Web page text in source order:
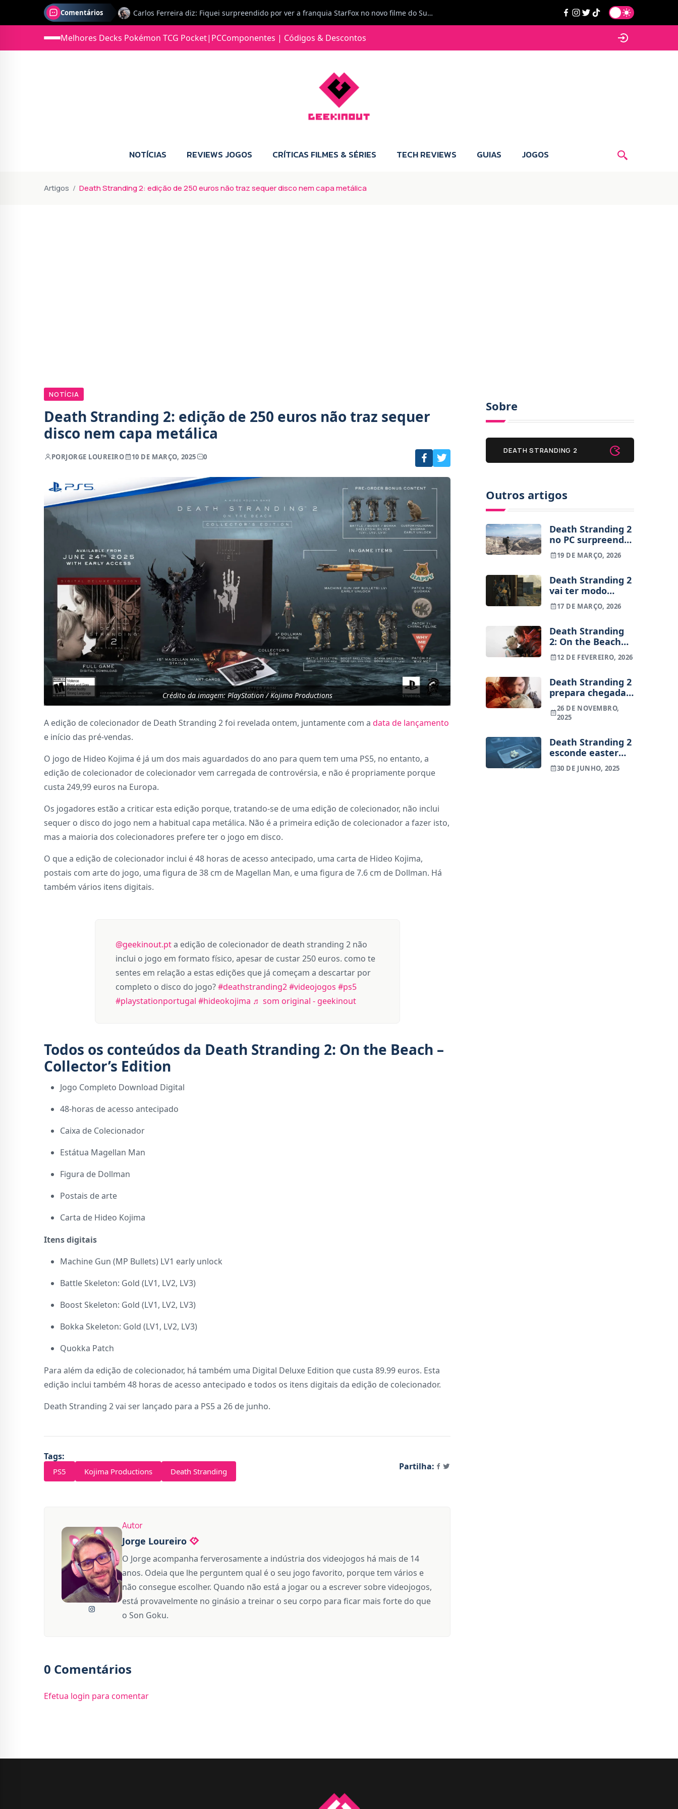
Comentários Jorge Loureiro | Fearme diz: A versão da Switch 2 tem censura... mas também não perdes muito.
Jonas diz: Estou seriamente com vontade para comprar para a Switch 2 :P
Jorge Loureiro | Fearme diz: Boas, obrigado pelo teu comentário. Talvez seja verdade que a Microsoft está a tentar redefinir o futuro dos jogos, mas para uma marca que já trocou de estratégia tantas vezes, é difícil acreditar em mais uma virada de direção. Basta lembrar do Kinect, da aposta no cloud gaming, ou mesmo do discurso de que os exclusivos eram "essenciais": todas essas promessas acabaram por perder força com o tempo. Além disso, há um ponto chave que estás a ignorar: as consolas Xbox. Está à vista que foram praticamente abandonadas. Quem comprou uma Xbox Series X a pensar que ia ser a máquina indispensável para jogar exclusivos, ficou a arder, porque hoje esses jogos chegam também ao PC e, cada vez mais, até à concorrência. Isso mina a identidade da marca e enfraquece a confiança dos jogadores. A PlayStation até pode estar a lançar alguns jogos na Xbox como o Helldivers 2, mas não é o catálogo inteiro. Desta forma, as consolas PS5 continuam a ter valor.
Melhores Decks Pokémon TCG Pocket| PCComponentes | Códigos & Descontos
NOTÍCIAS REVIEWS JOGOS CRÍTICAS FILMES & SÉRIES TECH REVIEWS GUIAS JOGOS
Artigos Death Stranding 2: edição de 250 euros não traz sequer disco nem capa metálica
NOTÍCIA
Death Stranding 2: edição de 250 euros não traz sequer
disco nem capa metálica
PORJORGE LOUREIRO 10 DE MARÇO, 2025 0
Crédito da imagem: PlayStation / Kojima Productions
A edição de colecionador de Death Stranding 2 foi revelada ontem, juntamente com a data de lançamento
e início das pré-vendas.
O jogo de Hideo Kojima é já um dos mais aguardados do ano para quem tem uma PS5, no entanto, a
edição de colecionador de colecionador vem carregada de controvérsia, e não é propriamente porque
custa 249,99 euros na Europa.
Os jogadores estão a criticar esta edição porque, tratando-se de uma edição de colecionador, não inclui
sequer o disco do jogo nem a habitual capa metálica. Não é a primeira edição de colecionador a fazer isto,
mas a maioria dos colecionadores prefere ter o jogo em disco.
O que a edição de colecionador inclui é 48 horas de acesso antecipado, uma carta de Hideo Kojima,
postais com arte do jogo, uma figura de 38 cm de Magellan Man, e uma figura de 7.6 cm de Dollman. Há
também vários itens digitais.
@geekinout.pta edição de colecionador de death stranding 2 não
inclui o jogo em formato físico, apesar de custar 250 euros. como te
sentes em relação a estas edições que já começam a descartar por
completo o disco do jogo?#deathstranding2#videojogos #ps5
#playstationportugal #hideokojima ♬ som original - geekinout
Todos os conteúdos da Death Stranding 2: On the Beach –
Collector’s Edition
Jogo Completo Download Digital
48-horas de acesso antecipado
Caixa de Colecionador
Estátua Magellan Man
Figura de Dollman
Postais de arte
Carta de Hideo Kojima
Itens digitais
Machine Gun (MP Bullets) LV1 early unlock
Battle Skeleton: Gold (LV1, LV2, LV3)
Boost Skeleton: Gold (LV1, LV2, LV3)
Bokka Skeleton: Gold (LV1, LV2, LV3)
Quokka Patch
Para além da edição de colecionador, há também uma Digital Deluxe Edition que custa 89.99 euros. Esta
edição inclui também 48 horas de acesso antecipado e todos os itens digitais da edição de colecionador.
Death Stranding 2 vai ser lançado para a PS5 a 26 de junho.
Tags:
PS5 Kojima Productions Death Stranding Partilha:
Autor
Jorge Loureiro
O Jorge acompanha ferverosamente a indústria dos videojogos há mais de 14
anos. Odeia que lhe perguntem qual é o seu jogo favorito, porque tem vários e
não consegue escolher. Quando não está a jogar ou a escrever sobre videojogos,
está provavelmente no ginásio a treinar o seu corpo para ficar mais forte do que
o Son Goku.
0 Comentários
Efetua login para comentar
Sobre
DEATH STRANDING 2
Outros artigos
Death Stranding 2
no PC surpreende
pela otimização e
qualidade gráfica
19 DE MARÇO, 2026
Death Stranding 2
vai ter modo
ultra-wide na PS5
e outras
versão PC
17 DE MARÇO, 2026
Death Stranding
2: On the Beach
chega ao PC a 19
de março
12 DE FEVEREIRO, 2026
Death Stranding 2
prepara chegada
antecipada ao PC
26 DE NOVEMBRO,
2025
Death Stranding 2
esconde easter
egg dedicado a
Ghost of Yotei
30 DE JUNHO, 2025